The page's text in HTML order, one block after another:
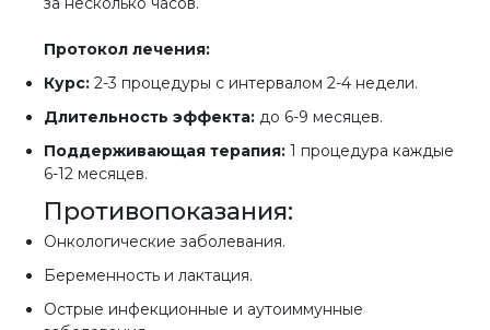
Протокол лечения:
Курс: 2-3 процедуры с интервалом 2-4 недели.
Длительность эффекта: до 6-9 месяцев.
Поддерживающая терапия: 1 процедура каждые
6-12 месяцев.
Противопоказания:
Онкологические заболевания.
Беременность и лактация.
Острые инфекционные и аутоиммунные